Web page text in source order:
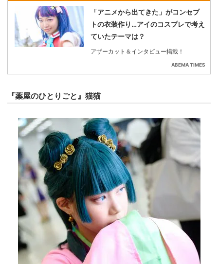
「アニメから出てきた」がコンセプ
トの衣装作り…アイのコスプレで考え
ていたテーマは？
アザーカット＆インタビュー掲載！
ABEMA TIMES
『薬屋のひとりごと』猫猫